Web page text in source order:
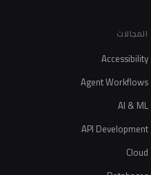
المجالات
Accessibility
Agent Workflows
AI & ML
API Development
Cloud